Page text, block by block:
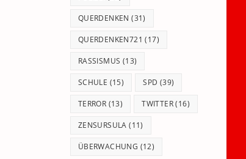
QUERDENKEN (31)
QUERDENKEN721 (17)
RASSISMUS (13)
SCHULE (15) SPD (39)
TERROR (13) TWITTER(16)
ZENSURSULA (11)
ÜBERWACHUNG (12)